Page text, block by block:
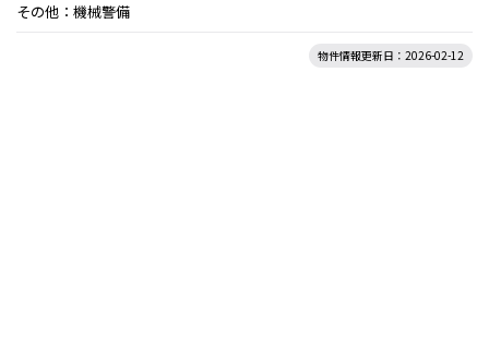
その他：機械警備
物件情報更新日：2026-02-12